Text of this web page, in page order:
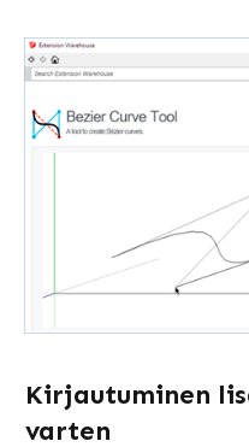
Kirjautuminen
varten